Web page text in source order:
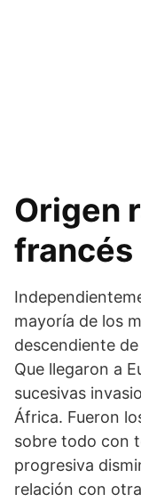
Origen
francés
mayoría de los
descendiente
Que llegaron a
sucesivas
África. Fueron
sobre todo con
progresiva
relación con